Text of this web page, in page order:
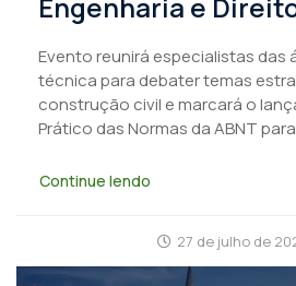
Engenharia e
Evento reunirá especialistas das
técnica para debater temas
construção civil e marcará o
Prático das Normas da ABNT
Continue lendo
27 de julho de